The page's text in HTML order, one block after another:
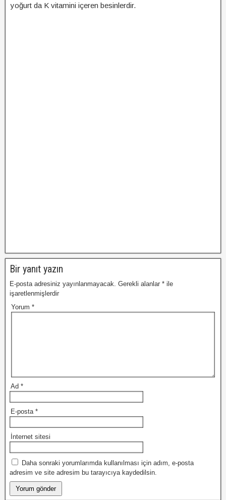
yoğurt da K vitamini içeren besinlerdir.
Bir yanıt yazın
E-posta adresiniz yayınlanmayacak. Gerekli alanlar * ile
işaretlenmişlerdir
Yorum *
Ad *
E-posta *
İnternet sitesi
Daha sonraki yorumlarımda kullanılması için adım, e-posta
adresim ve site adresim bu tarayıcıya kaydedilsin.